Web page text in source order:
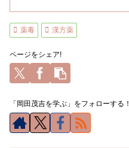
薬毒 漢方薬
ページをシェア!
「岡田茂吉を学ぶ」をフォローする！